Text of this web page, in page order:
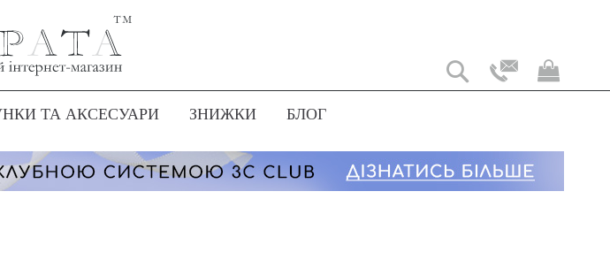
Мій
ТА АКСЕСУАРИ ЗНИЖКИ БЛОГ